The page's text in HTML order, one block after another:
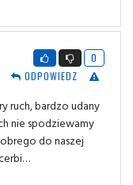
0
ODPOWIEDZ
ruch, bardzo udany
nie spodziewamy
do naszej